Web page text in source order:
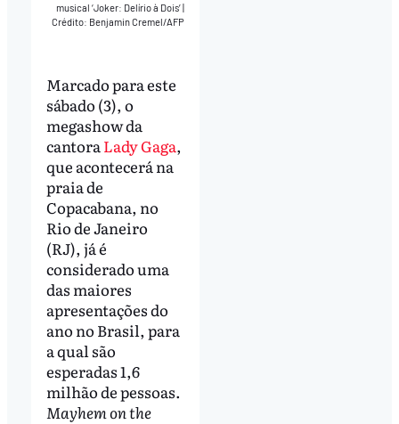
musical ‘Joker: Delírio à Dois’|
Crédito: Benjamin Cremel/AFP
Marcado para este
sábado (3), o
megashow da
cantoraLady Gaga,
que acontecerá na
praia de
Copacabana, no
Rio de Janeiro
(RJ), já é
considerado uma
das maiores
apresentações do
ano no Brasil, para
a qual são
esperadas 1,6
milhão de pessoas.
Mayhem on the